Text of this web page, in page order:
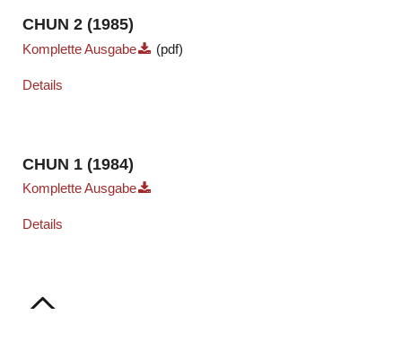
CHUN 2 (1985)
Komplette Ausgabe (pdf)
Details
CHUN 1 (1984)
Komplette Ausgabe
Details